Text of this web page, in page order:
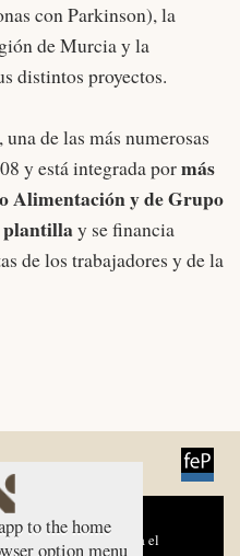
con Parkinson), la
de Murcia y la
distintos proyectos.
de las más numerosas
y está integrada pormás
Alimentación y de Grupo
plantillay se financia
de los trabajadores y de la
DE MURCIA
to the home
option menu
de cookies:
y de terceros para el